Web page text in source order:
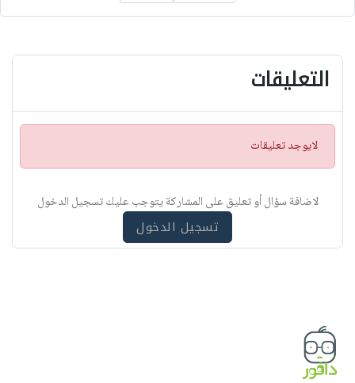
التعليقات
ت
ن
ي
لايوجد تعليقات
لاضافة سؤال أو تعليق على المشاركة يتوجب عليك تسجيل الدخول
تسجيل الدخول